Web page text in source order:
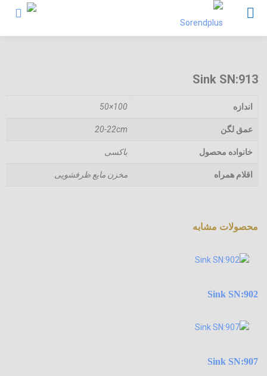
Sink SN:913
اندازه 100×50
عمق لگن 20-22cm
خانواده محصول باکسی
اقلام همراه مخزن مایع ظرفشویی
محصولات مشابه
Sink SN:902
Sink SN:907